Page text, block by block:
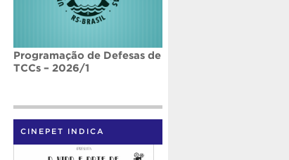
Programação de Defesas de
TCCs – 2026/1
CINEPET INDICA